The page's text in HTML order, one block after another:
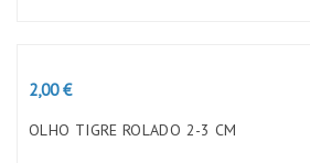
Preço
2,00 €
OLHO TIGRE ROLADO 2-3 CM